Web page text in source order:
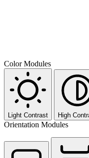
Color Modules
Light Contrast High
Orientation Modules